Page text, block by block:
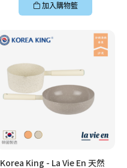
加入購物籃
Korea King - La Vie En 天然